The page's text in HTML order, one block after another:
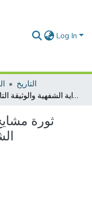
Log In
التاريخ
ثورة مشايخ "بني يزيد" بين الرواية الشفهية والوثيقة التاريخية
ثورة